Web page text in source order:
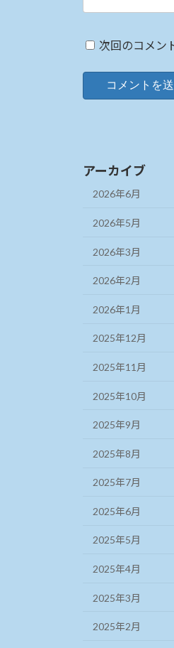
次回のコメン
アーカイブ
2026年6月
2026年5月
2026年3月
2026年2月
2026年1月
2025年12月
2025年11月
2025年10月
2025年9月
2025年8月
2025年7月
2025年6月
2025年5月
2025年4月
2025年3月
2025年2月